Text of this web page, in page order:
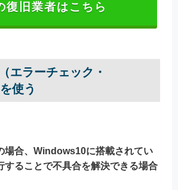
復旧業者はこちら
エラーチェック・
使う
場合、Windows10に搭載されてい
することで不具合を解決できる場合